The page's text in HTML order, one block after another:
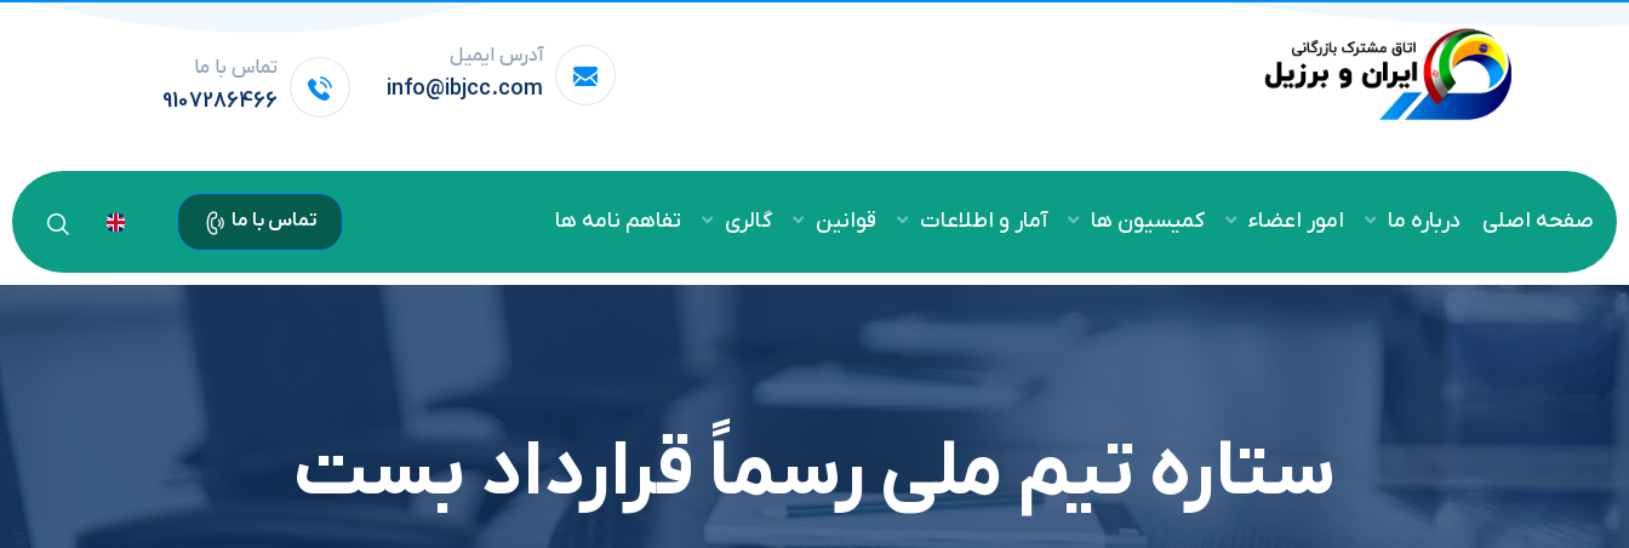
آدرس ایمیل
info@ibjcc.com
تماس با ما
9107286466
صفحه اصلی درباره ما امور اعضاء کمیسیون ها آمار و اطلاعات قوانین گالری تفاهم نامه ها تماس با ما
ستاره تیم‌ ملی رسماً قرارداد بست